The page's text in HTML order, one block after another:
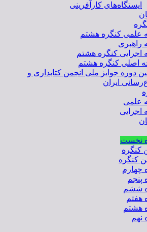
ایستگاه‌های کارآفرینی
علمی کنگره هشتم
راهبری
اجرایی کنگره هشتم
اصلی کنگره هشتم
دوره جوایز ملی انجمن کتابداری و
ایران
علمی
اجرایی
نخست
کنگره
کنگره
چهارم
پنجم
ششم
هفتم
هشتم
نهم